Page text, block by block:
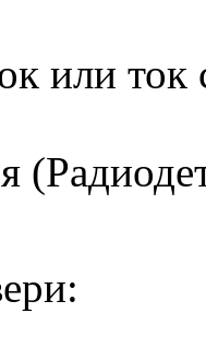
или